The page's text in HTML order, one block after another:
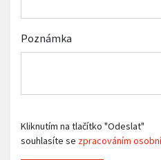
Poznámka
Kliknutím na tlačítko "Odeslat"
souhlasíte se zpracováním